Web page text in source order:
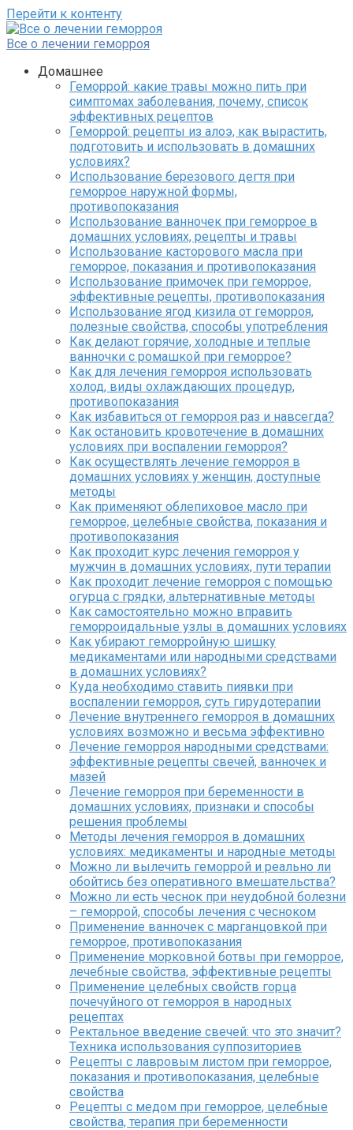
Перейти к контенту
Все о лечении геморроя
Домашнее
Геморрой: какие травы можно пить при
симптомах заболевания, почему, список
эффективных рецептов
Геморрой: рецепты из алоэ, как вырастить,
подготовить и использовать в домашних
условиях?
Использование березового дегтя при
геморрое наружной формы,
противопоказания
Использование ванночек при геморрое в
домашних условиях, рецепты и травы
Использование касторового масла при
геморрое, показания и противопоказания
Использование примочек при геморрое,
эффективные рецепты, противопоказания
Использование ягод кизила от геморроя,
полезные свойства, способы употребления
Как делают горячие, холодные и теплые
ванночки с ромашкой при геморрое?
Как для лечения геморроя использовать
холод, виды охлаждающих процедур,
противопоказания
Как избавиться от геморроя раз и навсегда?
Как остановить кровотечение в домашних
условиях при воспалении геморроя?
Как осуществлять лечение геморроя в
домашних условиях у женщин, доступные
методы
Как применяют облепиховое масло при
геморрое, целебные свойства, показания и
противопоказания
Как проходит курс лечения геморроя у
мужчин в домашних условиях, пути терапии
Как проходит лечение геморроя с помощью
огурца с грядки, альтернативные методы
Как самостоятельно можно вправить
геморроидальные узлы в домашних условиях
Как убирают геморройную шишку
медикаментами или народными средствами
в домашних условиях?
Куда необходимо ставить пиявки при
воспалении геморроя, суть гирудотерапии
Лечение внутреннего геморроя в домашних
условиях возможно и весьма эффективно
Лечение геморроя народными средствами:
эффективные рецепты свечей, ванночек и
мазей
Лечение геморроя при беременности в
домашних условиях, признаки и способы
решения проблемы
Методы лечения геморроя в домашних
условиях: медикаменты и народные методы
Можно ли вылечить геморрой и реально ли
обойтись без оперативного вмешательства?
Можно ли есть чеснок при неудобной болезни
– геморрой, способы лечения с чесноком
Применение ванночек с марганцовкой при
геморрое, противопоказания
Применение морковной ботвы при геморрое,
лечебные свойства, эффективные рецепты
Применение целебных свойств горца
почечуйного от геморроя в народных
рецептах
Ректальное введение свечей: что это значит?
Техника использования суппозиториев
Рецепты с лавровым листом при геморрое,
показания и противопоказания, целебные
свойства
Рецепты с медом при геморрое, целебные
свойства, терапия при беременности